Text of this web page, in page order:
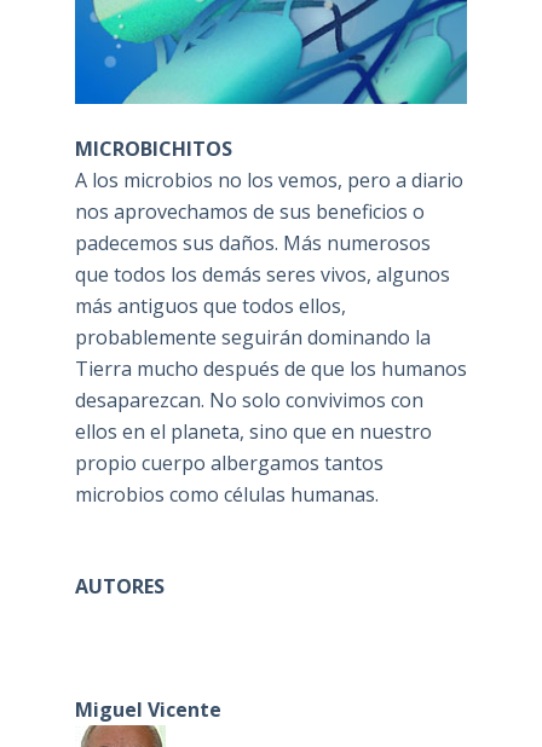
MICROBICHITOS
A los microbios no los vemos, pero a diario
nos aprovechamos de sus beneficios o
padecemos sus daños. Más numerosos
que todos los demás seres vivos, algunos
más antiguos que todos ellos,
probablemente seguirán dominando la
Tierra mucho después de que los humanos
desaparezcan. No solo convivimos con
ellos en el planeta, sino que en nuestro
propio cuerpo albergamos tantos
microbios como células humanas.
AUTORES
Miguel Vicente